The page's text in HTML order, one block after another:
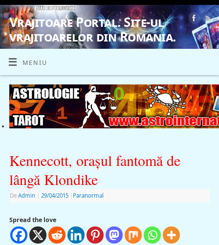
Vrajitoare Portal. Site-ul
vrajitoarelor din Romania.
VRAJITOARE, VRAJITOARELE, VRAJITOARE
MENIU
Kennecott, oraşul fantomă de
lângă Klondike
De Admin 29/04/2015 Paranormal
Spread the love